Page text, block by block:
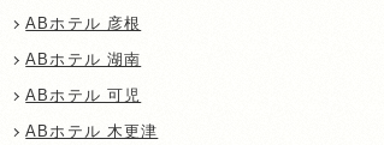
ABホテル 彦根
ABホテル 湖南
ABホテル 可児
ABホテル 木更津